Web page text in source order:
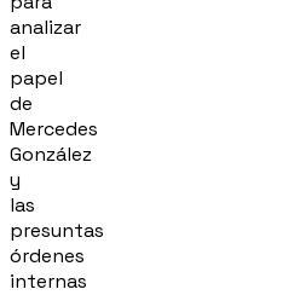
analizar
el
papel
de
Mercedes
González
y
las
presuntas
órdenes
internas